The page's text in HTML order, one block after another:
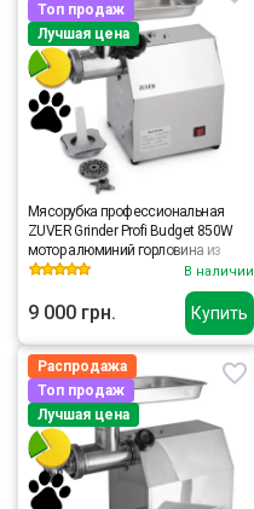
Купить
Топ продаж
Лучшая цена
Мясорубка профессиональная
ZUVER Grinder Profi Budget 850W
мотор алюминий горловина из
стали
В наличии
9 000 грн.
Распродажа
Топ продаж
Лучшая цена